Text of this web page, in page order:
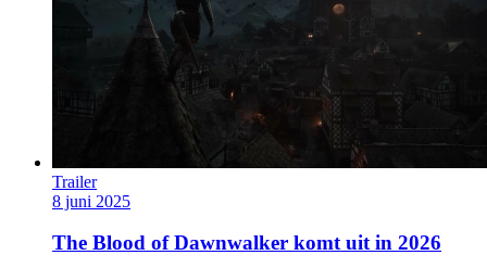
Trailer
8 juni 2025
The Blood of Dawnwalker komt uit in 2026